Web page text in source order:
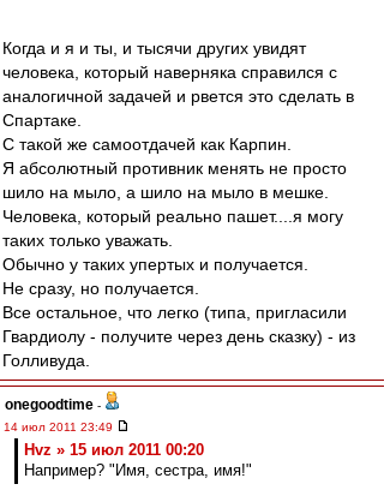
Когда и я и ты, и тысячи других увидят
человека, который наверняка справился с
аналогичной задачей и рвется это сделать в
Спартаке.
С такой же самоотдачей как Карпин.
Я абсолютный противник менять не просто
шило на мыло, а шило на мыло в мешке.
Человека, который реально пашет....я могу
таких только уважать.
Обычно у таких упертых и получается.
Не сразу, но получается.
Все остальное, что легко (типа, пригласили
Гвардиолу - получите через день сказку) - из
Голливуда.
onegoodtime -
14 июл 2011 23:49
Hvz » 15 июл 2011 00:20
Например? "Имя, сестра, имя!"